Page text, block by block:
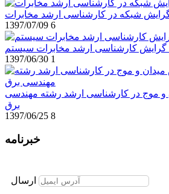
گرایش شبکه در کارشناسی ارشد مخابرات
1397/07/09 6
گرایش کارشناسی ارشد مخابرات سیستم
1397/06/30 1
و موج در کارشناسی ارشد رشته مهندسی
برق
1397/06/25 8
خبرنامه
ارسال